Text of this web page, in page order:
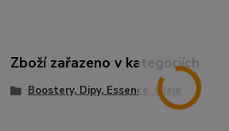
Zboží zařazeno v kategoriích
Boostery, Dipy, Essence, Oleje